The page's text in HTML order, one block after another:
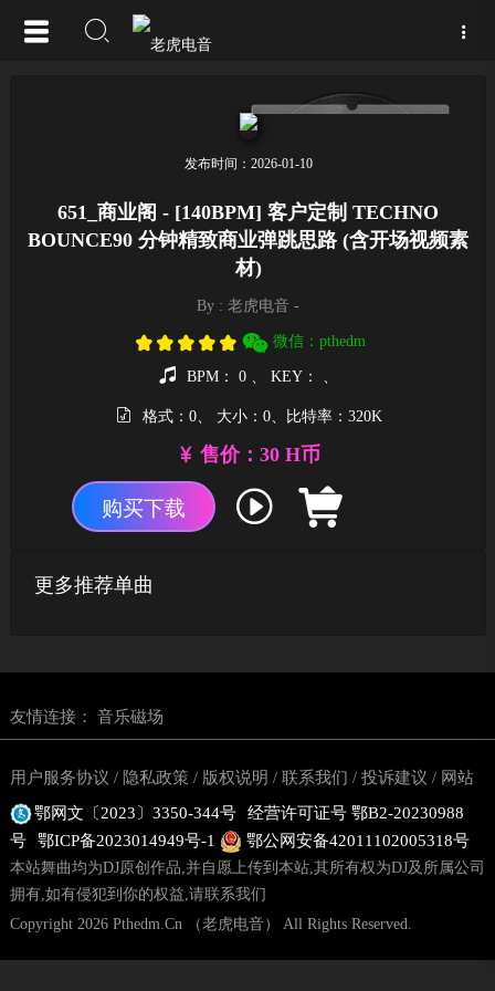
发布时间：2026-01-10
651_商业阁 - [140BPM] 客户定制 TECHNO
BOUNCE90 分钟精致商业弹跳思路 (含开场视频素
材)
By : 老虎电音 -
微信：pthedm
BPM： 0 、 KEY： 、
格式：0、 大小：0、比特率：320K
售价：30 H币
购买下载
更多推荐单曲
友情连接： 音乐磁场
用户服务协议 / 隐私政策 / 版权说明 / 联系我们 / 投诉建议 / 网站
地图
鄂网文〔2023〕3350-344号
经营许可证号 鄂B2-20230988
号
鄂ICP备2023014949号-1 鄂公网安备42011102005318号
本站舞曲均为DJ原创作品,并自愿上传到本站,其所有权为DJ及所属公司
拥有,如有侵犯到你的权益,请联系我们
Copyright 2026 Pthedm.Cn （老虎电音） All Rights Reserved.